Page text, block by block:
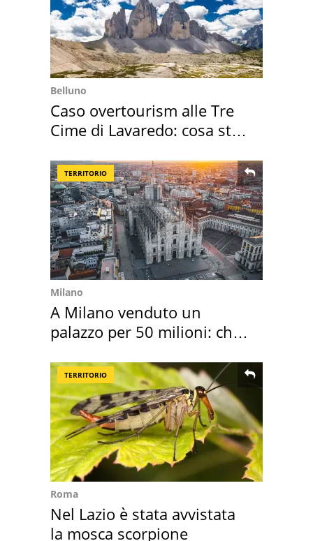
Belluno
Caso overtourism alle Tre
Cime di Lavaredo: cosa sta
TERRITORIO
Milano
A Milano venduto un
palazzo per 50 milioni: chi
TERRITORIO
Roma
Nel Lazio è stata avvistata
la mosca scorpione